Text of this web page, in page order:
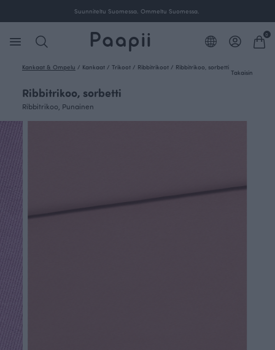
Ilmainen toimitus yli 100 € tilauksille Suomessa.
0
Kankaat & Ompelu / Kankaat / Trikoot / Ribbitrikoot / Ribbitrikoo, sorbetti
Takaisin
Ribbitrikoo, sorbetti
Ribbitrikoo, Punainen